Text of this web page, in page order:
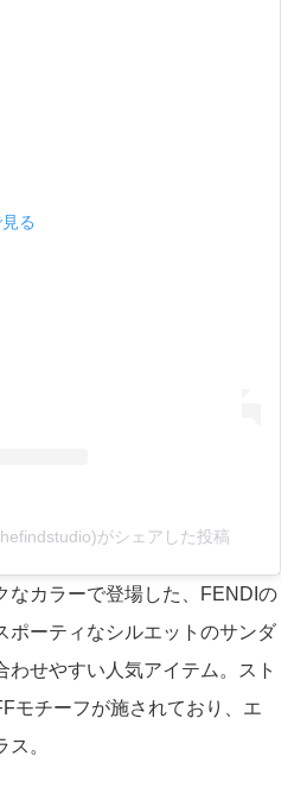
る
がシェアした投稿
なカラーで登場した、FENDIの
ポーティなシルエットのサンダ
わせやすい人気アイテム。スト
モチーフが施されており、エ
。